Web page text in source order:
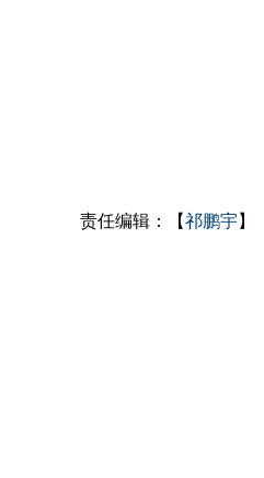
责任编辑：【祁鹏宇】